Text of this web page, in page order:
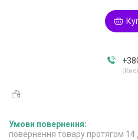
повернення товару протягом 14